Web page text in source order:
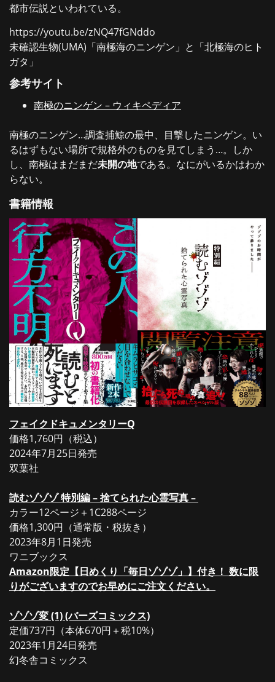
都市伝説といわれている。
https://youtu.be/zNQ47fGNddo
未確認生物(UMA)「南極海のニンゲン」と「北極海のヒト
ガタ」
参考サイト
南極のニンゲン – ウィキペディア
南極のニンゲン…調査捕鯨の最中、目撃したニンゲン。い
るはずもない場所で規格外のものを見てしまう…。しか
し、南極はまだまだ未開の地である。なにがいるかはわか
らない。
書籍情報
フェイクドキュメンタリーQ
価格1,760円（税込）
2024年7月25日発売
双葉社
読むゾゾゾ 特別編 – 捨てられた心霊写真 –
カラー12ページ＋1C288ページ
価格1,300円（通常版・税抜き）
2023年8月1日発売
ワニブックス
Amazon限定【日めくり「毎日ゾゾゾ」】付き！ 数に限
りがございますのでお早めにご注文ください。
ゾゾゾ変 (1) (バーズコミックス)
定価737円（本体670円＋税10%）
2023年1月24日発売
幻冬舎コミックス